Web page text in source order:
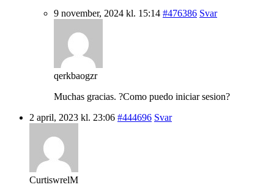
9 november, 2024 kl. 15:14 #476386 Svar
qerkbaogzr
Muchas gracias. ?Como puedo iniciar sesion?
2 april, 2023 kl. 23:06 #444696 Svar
CurtiswrelM